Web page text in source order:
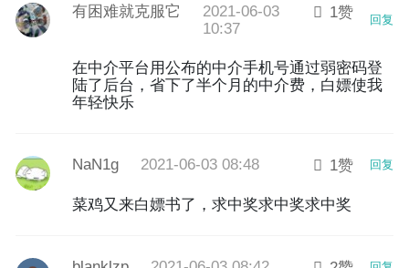
有困难就克服它
2021-06-03
10:37
1赞 回复
在中介平台用公布的中介手机号通过弱密码登
陆了后台，省下了半个月的中介费，白嫖使我
年轻快乐
NaN1g 2021-06-03 08:48 1赞 回复
菜鸡又来白嫖书了，求中奖求中奖求中奖